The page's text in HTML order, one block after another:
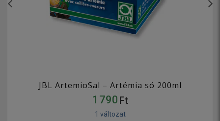
JBL ArtemioSal – Artémia só 200ml
1 790 Ft
1 változat